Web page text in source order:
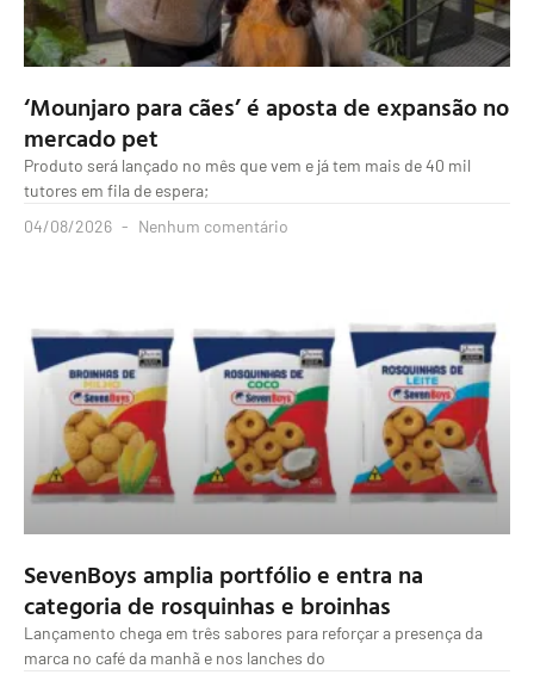
‘Mounjaro para cães’ é aposta de expansão no
mercado pet
Produto será lançado no mês que vem e já tem mais de 40 mil
tutores em fila de espera;
04/08/2026
Nenhum comentário
SevenBoys amplia portfólio e entra na
categoria de rosquinhas e broinhas
Lançamento chega em três sabores para reforçar a presença da
marca no café da manhã e nos lanches do